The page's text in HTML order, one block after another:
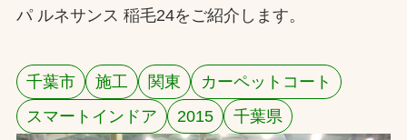
会社概要
採用情報
パ ルネサンス 稲毛24をご紹介します。
千葉市 施工 関東
カーペットコート
スマートインドア
2015 千葉県